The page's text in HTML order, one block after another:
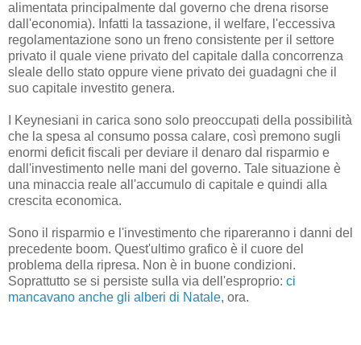
alimentata principalmente dal governo che drena risorse
dall'economia). Infatti la tassazione, il welfare, l'eccessiva
regolamentazione sono un freno consistente per il settore
privato il quale viene privato del capitale dalla concorrenza
sleale dello stato oppure viene privato dei guadagni che il
suo capitale investito genera.
I Keynesiani in carica sono solo preoccupati della possibilità
che la spesa al consumo possa calare, così premono sugli
enormi deficit fiscali per deviare il denaro dal risparmio e
dall'investimento nelle mani del governo. Tale situazione è
una minaccia reale all'accumulo di capitale e quindi alla
crescita economica.
Sono il risparmio e l'investimento che ripareranno i danni del
precedente boom. Quest'ultimo grafico è il cuore del
problema della ripresa. Non è in buone condizioni.
Soprattutto se si persiste sulla via dell'esproprio: ci
mancavano anche gli alberi di Natale, ora.